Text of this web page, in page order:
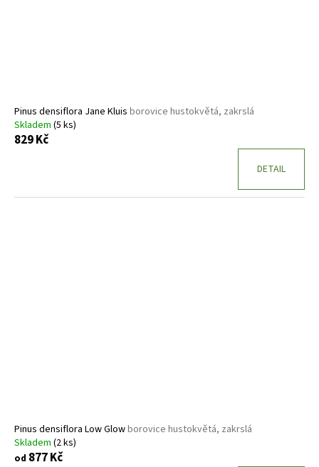
Pinus densiflora Jane Kluis borovice hustokvětá, zakrslá
Skladem (5 ks)
829 Kč
DETAIL
Pinus densiflora Low Glowborovice hustokvětá, zakrslá
Skladem (2 ks)
od 877 Kč